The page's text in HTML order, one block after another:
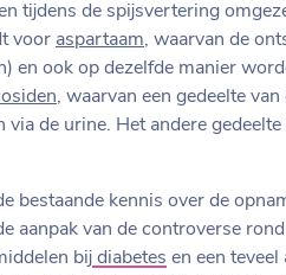
tijdens de spijsvertering
voor aspartaam, waarvan de
en ook op dezelfde manier
, waarvan een gedeelte
de urine. Het andere
bestaande kennis over de
aanpak van de controverse
bij diabetes en een